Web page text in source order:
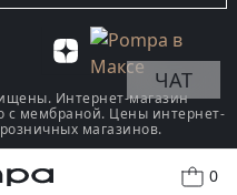
0
Интернет-магазин
с мембраной. Цены интернет-
магазинов.
ЧАТ